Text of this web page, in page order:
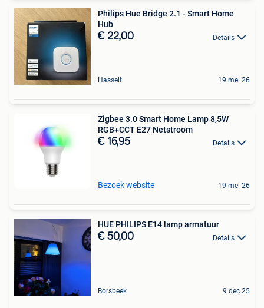
Philips Hue Bridge 2.1 - Smart Home
Hub
€ 22,00 Details
Hasselt 19 mei 26
Zigbee 3.0 Smart Home Lamp 8,5W
RGB+CCT E27 Netstroom
€ 16,95 Details
Bezoek website 19 mei 26
HUE PHILIPS E14 lamp armatuur
€ 50,00 Details
Borsbeek 9 dec 25